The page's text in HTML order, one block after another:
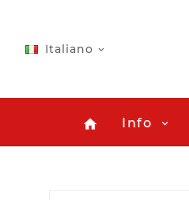
Italiano 
home Info